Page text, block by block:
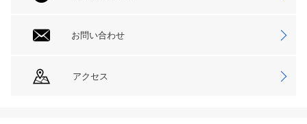
お問い合わせ
アクセス